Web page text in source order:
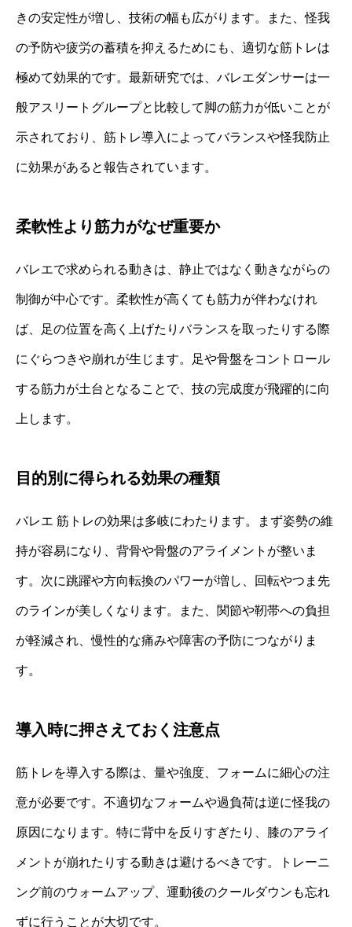
きの安定性が増し、技術の幅も広がります。また、怪我
の予防や疲労の蓄積を抑えるためにも、適切な筋トレは
極めて効果的です。最新研究では、バレエダンサーは一
般アスリートグループと比較して脚の筋力が低いことが
示されており、筋トレ導入によってバランスや怪我防止
に効果があると報告されています。
柔軟性より筋力がなぜ重要か
バレエで求められる動きは、静止ではなく動きながらの
制御が中心です。柔軟性が高くても筋力が伴わなけれ
ば、足の位置を高く上げたりバランスを取ったりする際
にぐらつきや崩れが生じます。足や骨盤をコントロール
する筋力が土台となることで、技の完成度が飛躍的に向
上します。
目的別に得られる効果の種類
バレエ 筋トレの効果は多岐にわたります。まず姿勢の維
持が容易になり、背骨や骨盤のアライメントが整いま
す。次に跳躍や方向転換のパワーが増し、回転やつま先
のラインが美しくなります。また、関節や靭帯への負担
が軽減され、慢性的な痛みや障害の予防につながりま
す。
導入時に押さえておく注意点
筋トレを導入する際は、量や強度、フォームに細心の注
意が必要です。不適切なフォームや過負荷は逆に怪我の
原因になります。特に背中を反りすぎたり、膝のアライ
メントが崩れたりする動きは避けるべきです。トレーニ
ング前のウォームアップ、運動後のクールダウンも忘れ
ずに行うことが大切です。